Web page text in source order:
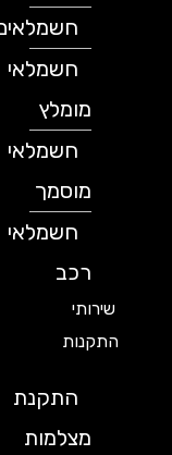
חשמלאים
חשמלאי
מומלץ
חשמלאי
מוסמך
חשמלאי
שירותי
התקנות
התקנת
מצלמות